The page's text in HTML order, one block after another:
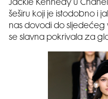
Jackie Kennedy u
šeširu koji je istodobno i
nas dovodi do sljedećeg
se slavna pokrivala za